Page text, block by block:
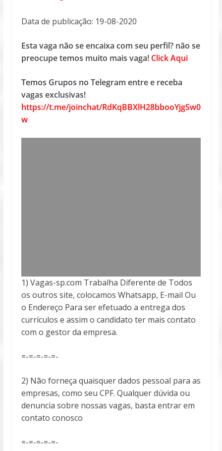
Data de publicação: 19-08-2020
Esta vaga não se encaixa com seu perfil? não se
preocupe temos muito mais vaga! Click Aqui
Temos Grupos no Telegram entre e receba
vagas exclusivas!
https://t.me/joinchat/RdKqBBXlH28bbooYjgSw0
w
1) Vagas-sp.com Trabalha Diferente de Todos
os outros site, colocamos Whatsapp, E-mail Ou
o Endereço Para ser efetuado a entrega dos
currículos e assim o candidato ter mais contato
com o gestor da empresa.
=-=-=-=-=-
2) Não forneça quaisquer dados pessoal para as
empresas, como seu CPF. Qualquer dúvida ou
denuncia sobre nossas vagas, basta entrar em
contato conosco
=-=-=-=-=-